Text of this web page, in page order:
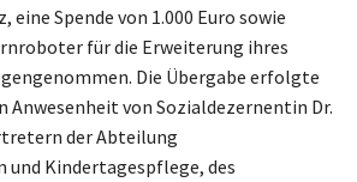
eine Spende von 1.000 Euro sowie
für die Erweiterung ihres
Die Übergabe erfolgte
Anwesenheit von Sozialdezernentin Dr.
der Abteilung
Kindertagespflege, des